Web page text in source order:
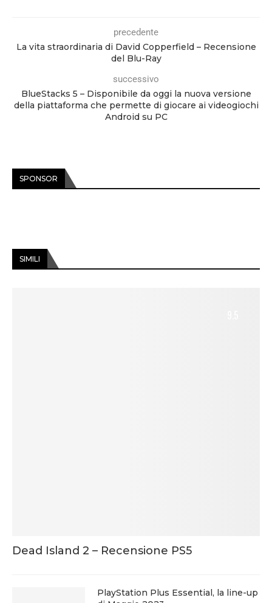
precedente
La vita straordinaria di David Copperfield – Recensione
del Blu-Ray
successivo
BlueStacks 5 – Disponibile da oggi la nuova versione
della piattaforma che permette di giocare ai videogiochi
Android su PC
SPONSOR
SIMILI
Dead Island 2 – Recensione PS5
PlayStation Plus Essential, la line-up